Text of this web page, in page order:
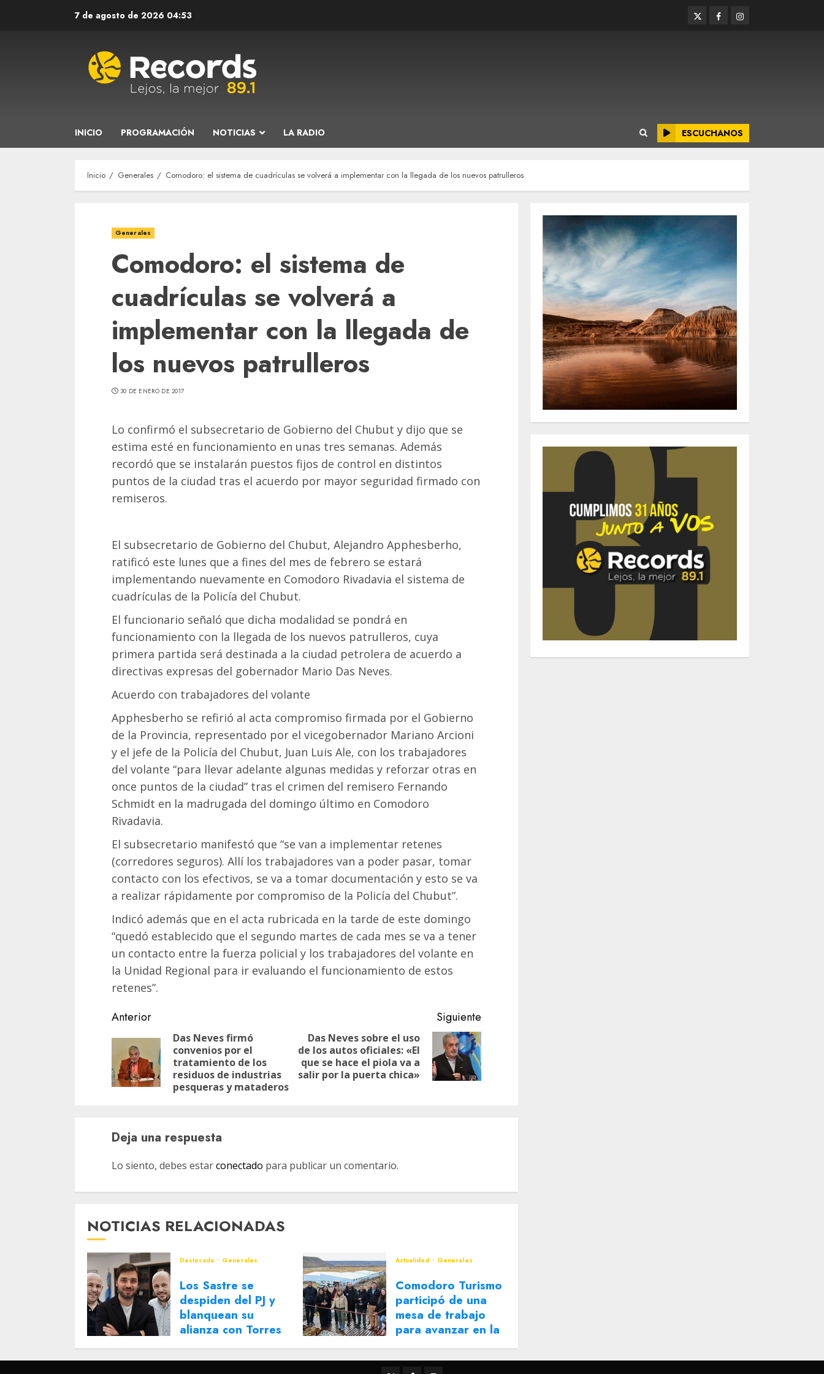
7 de agosto de 2026 04:53 TwitterFacebookInstagram
INICIO PROGRAMACIÓN NOTICIAS LA RADIO ESCUCHANOS
Inicio Generales Comodoro: el sistema de cuadrículas se volverá a implementar con la llegada de los nuevos patrulleros
Generales
Comodoro: el sistema de
cuadrículas se volverá a
implementar con la llegada de
los nuevos patrulleros
30 DE ENERO DE 2017
Lo confirmó el subsecretario de Gobierno del Chubut y dijo que se
estima esté en funcionamiento en unas tres semanas. Además
recordó que se instalarán puestos fijos de control en distintos
puntos de la ciudad tras el acuerdo por mayor seguridad firmado con
remiseros.
El subsecretario de Gobierno del Chubut, Alejandro Apphesberho,
ratificó este lunes que a fines del mes de febrero se estará
implementando nuevamente en Comodoro Rivadavia el sistema de
cuadrículas de la Policía del Chubut.
El funcionario señaló que dicha modalidad se pondrá en
funcionamiento con la llegada de los nuevos patrulleros, cuya
primera partida será destinada a la ciudad petrolera de acuerdo a
directivas expresas del gobernador Mario Das Neves.
Acuerdo con trabajadores del volante
Apphesberho se refirió al acta compromiso firmada por el Gobierno
de la Provincia, representado por el vicegobernador Mariano Arcioni
y el jefe de la Policía del Chubut, Juan Luis Ale, con los trabajadores
del volante “para llevar adelante algunas medidas y reforzar otras en
once puntos de la ciudad” tras el crimen del remisero Fernando
Schmidt en la madrugada del domingo último en Comodoro
Rivadavia.
El subsecretario manifestó que “se van a implementar retenes
(corredores seguros). Allí los trabajadores van a poder pasar, tomar
contacto con los efectivos, se va a tomar documentación y esto se va
a realizar rápidamente por compromiso de la Policía del Chubut”.
Indicó además que en el acta rubricada en la tarde de este domingo
“quedó establecido que el segundo martes de cada mes se va a tener
un contacto entre la fuerza policial y los trabajadores del volante en
la Unidad Regional para ir evaluando el funcionamiento de estos
retenes”.
Navegación
de
entradas
Anterior
Entrada
anterior:
Das Neves firmó
convenios por el
tratamiento de los
residuos de industrias
pesqueras y mataderos
Siguiente
Siguiente
entrada:
Das Neves sobre el uso
de los autos oficiales: «El
que se hace el piola va a
salir por la puerta chica»
Deja una respuesta
Lo siento, debes estarconectado para publicar un comentario.
NOTICIAS RELACIONADAS
Destacada Generales
Los Sastre se
despiden del PJ y
blanquean su
alianza con Torres
Actualidad Generales
Comodoro Turismo
participó de una
mesa de trabajo
para avanzar en la
reactivación del
Corredor Turístico